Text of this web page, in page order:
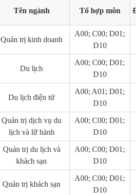
Tên ngành Tổ hợp môn
Quản trị kinh doanh
A00; C00; D01;
D10
Du lịch
A00; C00; D01;
D10
Du lịch điện tử
A00; A01; D01;
D10
Quản trị dịch vụ du
lịch và lữ hành
A00; C00; D01;
D10
Quản trị du lịch và
khách sạn
A00; C00; D01;
D10
Quản trị khách sạn
A00; C00; D01;
D10